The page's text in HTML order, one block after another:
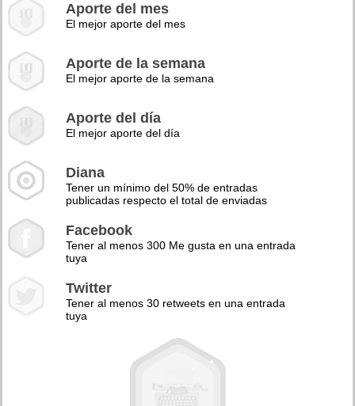
Aporte del mes
El mejor aporte del mes
Aporte de la semana
El mejor aporte de la semana
Aporte del día
El mejor aporte del día
Diana
Tener un mínimo del 50% de entradas
publicadas respecto el total de enviadas
Facebook
Tener al menos 300 Me gusta en una entrada
tuya
Twitter
Tener al menos 30 retweets en una entrada
tuya